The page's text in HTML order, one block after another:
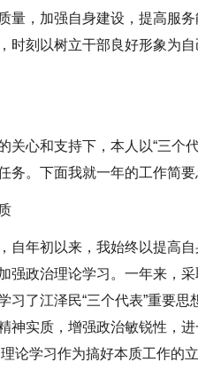
量，加强自身建设，提高服
时刻以树立干部良好形象为
心和支持下，本人以“三个
务。下面我就一年的工作简要
年初以来，我始终以提高自
强政治理论学习。一年来，
了江泽民“三个代表”重要
神实质，增强政治敏锐性，
论学习作为搞好本质工作的